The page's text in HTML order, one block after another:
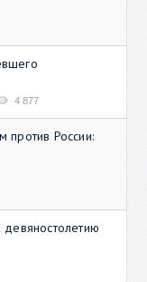
4 877
против России: